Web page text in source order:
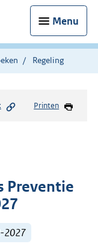
Menu
Regeling
Printen
Preventie
2027